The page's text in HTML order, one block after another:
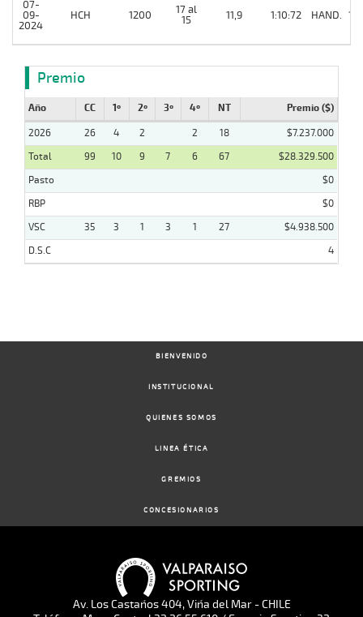
07-
09-
2024
HCH 1200
17 al
15
11,9 1:10:72 HAND. 10
Premio
Año CC 1º 2º 3º 4º NT Premio ($)
2026 26 4 2 2 18
$7.237.000
Total
99 10 9 7 6 67
$28.329.500
Pasto
$0
RBP
$0
VSC
35 3 1 3 1 27
$4.938.500
D.S.C
4
BIENVENIDO
INSTITUCIONAL
QUIENES SOMOS
LINEA ÉTICA
GREMIOS
CONCESIONARIOS
Av. Los Castaños 404, Viña del Mar - CHILE